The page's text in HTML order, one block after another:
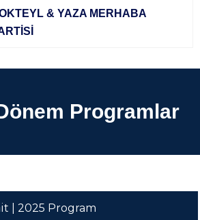
& YAZA MERHABA
Programlar
| 2025 Program